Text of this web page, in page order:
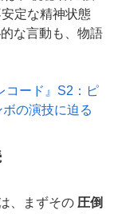
定な精神状態
な言動も、物語
コード』S2：ピ
の演技に迫る
、まずその 圧倒